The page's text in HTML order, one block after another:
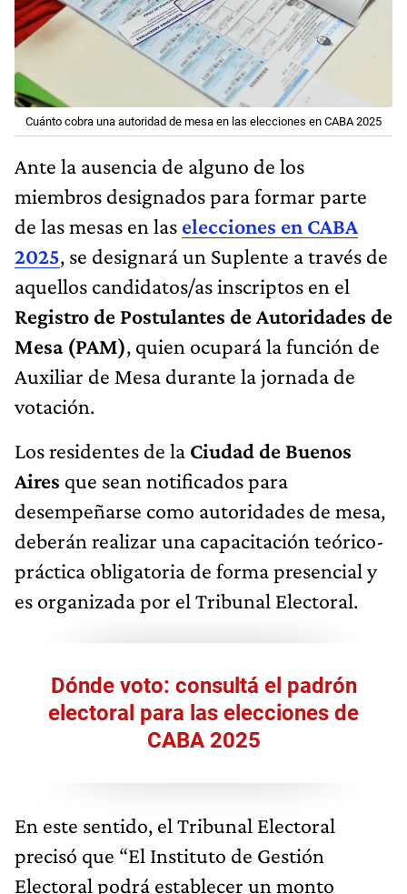
Cuánto cobra una autoridad de mesa en las elecciones en CABA 2025
Ante la ausencia de alguno de los
miembros designados para formar parte
de las mesas en las elecciones en CABA
2025, se designará un Suplente a través de
aquellos candidatos/as inscriptos en el
Registro de Postulantes de Autoridades de
Mesa (PAM), quien ocupará la función de
Auxiliar de Mesa durante la jornada de
votación.
Los residentes de la Ciudad de Buenos
Aires que sean notificados para
desempeñarse como autoridades de mesa,
deberán realizar una capacitación teórico-
práctica obligatoria de forma presencial y
es organizada por el Tribunal Electoral.
Dónde voto: consultá el padrón
electoral para las elecciones de
CABA 2025
En este sentido, el Tribunal Electoral
precisó que “El Instituto de Gestión
Electoral podrá establecer un monto